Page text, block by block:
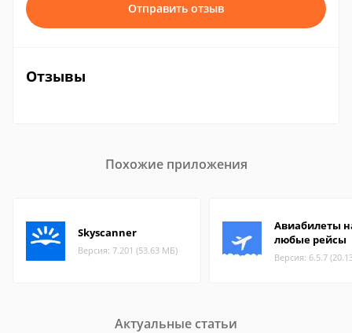
Отправить отзыв
Отзывы
Похожие приложения
Skyscanner
Версия: 7.201 (53.63 МБ)
Авиабилеты
любые рейсы
Версия: 6.5.7
Актуальные статьи